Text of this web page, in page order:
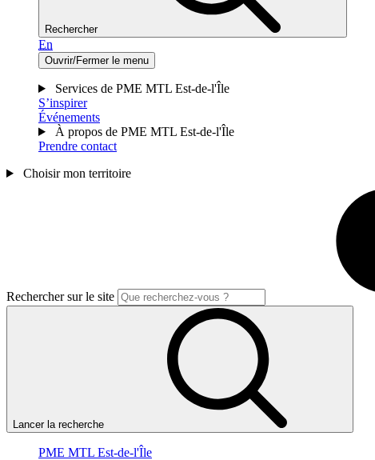
Rechercher
En
Ouvrir/Fermer le menu
Services de PME MTL Est-de-l'Île
S’inspirer
Événements
À propos de PME MTL Est-de-l'Île
Prendre contact
Choisir mon territoire
Rechercher sur le site
Lancer la recherche
PME MTL Est-de-l'Île